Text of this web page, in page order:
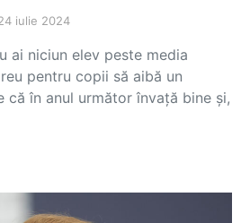
iulie 2024
ai niciun elev peste media
pentru copii să aibă un
că în anul următor învață bine și,